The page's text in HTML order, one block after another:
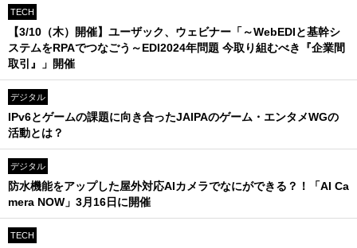
TECH
【3/10（木）開催】ユーザック、ウェビナー「～WebEDIと基幹シ
ステムをRPAでつなごう～EDI2024年問題 今取り組むべき『企業間
取引』」開催
デジタル
IPv6とゲームの課題に向き合ったJAIPAのゲーム・エンタメWGの
活動とは？
デジタル
防水機能をアップした屋外対応AIカメラでなにができる？！「AI Ca
mera NOW」3月16日に開催
TECH